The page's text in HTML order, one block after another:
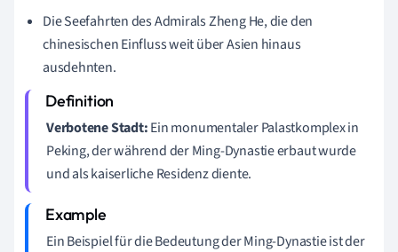
Die Seefahrten des Admirals Zheng He, die den
chinesischen Einfluss weit über Asien hinaus
ausdehnten.
Verbotene Stadt:Ein monumentaler Palastkomplex in
Peking, der während der Ming-Dynastie erbaut wurde
und als kaiserliche Residenz diente.
Ein Beispiel für die Bedeutung der Ming-Dynastie ist der